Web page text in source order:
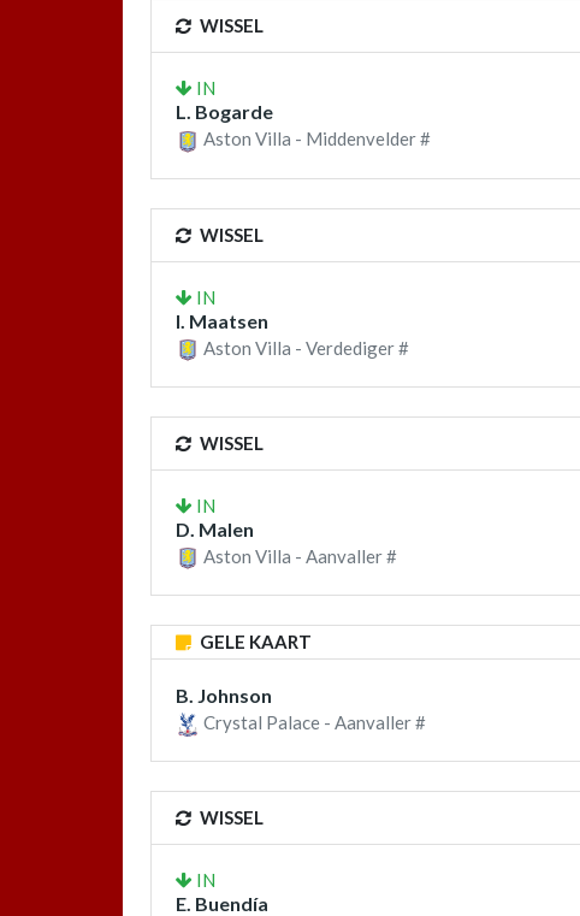
WISSEL
IN
L. Bogarde
Aston Villa - Middenvelder #
WISSEL
IN
I. Maatsen
Aston Villa - Verdediger #
WISSEL
IN
D. Malen
Aston Villa - Aanvaller #
GELE KAART
B. Johnson
Crystal Palace - Aanvaller #
WISSEL
IN
E. Buendía